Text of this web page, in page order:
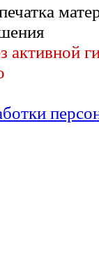
активной